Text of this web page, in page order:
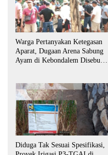
Warga Pertanyakan Ketegasan
Aparat, Dugaan Arena Sabung
Ayam di Kebondalem Disebut
Diduga Tak Sesuai Spesifikasi,